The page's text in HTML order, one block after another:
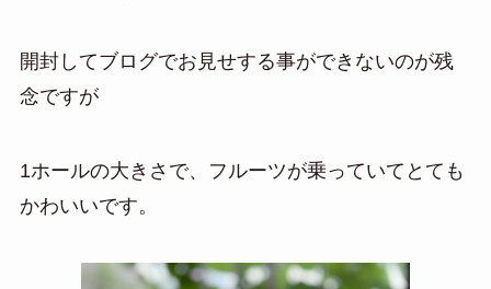
開封してブログでお見せする事ができないのが残
念ですが
1ホールの大きさで、フルーツが乗っていてとても
かわいいです。